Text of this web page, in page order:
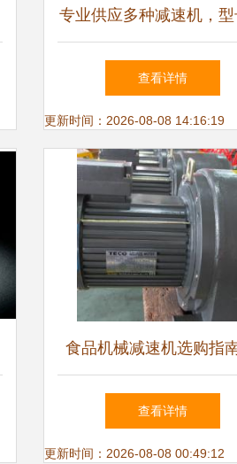
专业供应多种减速机，
全，助力工业自动化升
查看详情
更新时间：2026-08-08 14:16:19
食品机械减速机选购指
格、批发渠道、厂家与换
解析
查看详情
更新时间：2026-08-08 00:49:12